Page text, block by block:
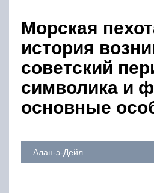
Морская
история
советский
символика и
основные
Алан-э-Дейл